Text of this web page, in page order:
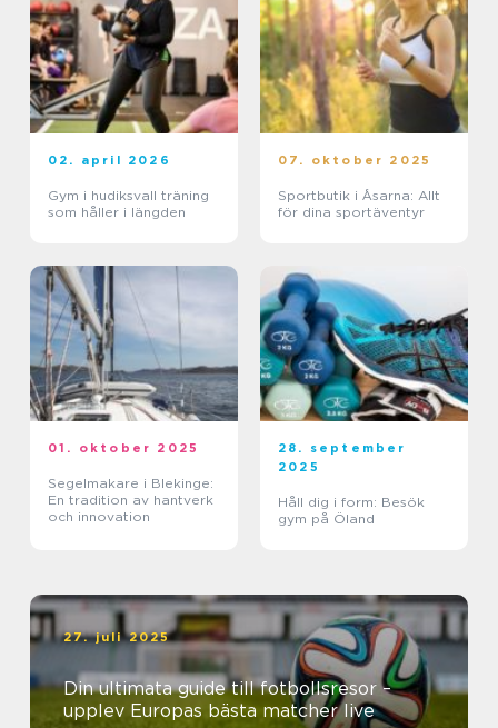
02. april 2026
Gym i hudiksvall träning
som håller i längden
07. oktober 2025
Sportbutik i Åsarna: Allt
för dina sportäventyr
01. oktober 2025
Segelmakare i Blekinge:
En tradition av hantverk
och innovation
28. september
2025
Håll dig i form: Besök
gym på Öland
27. juli 2025
Din ultimata guide till fotbollsresor –
upplev Europas bästa matcher live